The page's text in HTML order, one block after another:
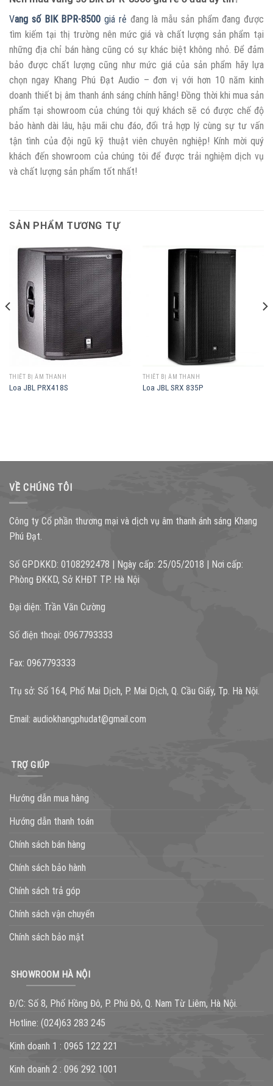
Vang số BIK BPR-8500 giá rẻ đang là mẫu sản phẩm đang được
tìm kiếm tại thị trường nên mức giá và chất lượng sản phẩm tại
những địa chỉ bán hàng cũng có sự khác biệt không nhỏ. Để đảm
bảo được chất lượng cũng như mức giá của sản phẩm hãy lựa
chọn ngay Khang Phú Đạt Audio – đơn vị với hơn 10 năm kinh
doanh thiết bị âm thanh ánh sáng chính hãng! Đồng thời khi mua sản
phẩm tại showroom của chúng tôi quý khách sẽ có được chế độ
bảo hành dài lâu, hậu mãi chu đáo, đổi trả hợp lý cùng sự tư vấn
tận tình của đội ngũ kỹ thuật viên chuyên nghiệp! Kính mời quý
khách đến showroom của chúng tôi để được trải nghiệm dịch vụ
và chất lượng sản phẩm tốt nhất!
SẢN PHẨM TƯƠNG TỰ
THIẾT BỊ ÂM THANH
Loa JBL PRX418S
THIẾT BỊ ÂM THANH
Loa JBL SRX 835P
VỀ CHÚNG TÔI
Công ty Cổ phần thương mại và dịch vụ âm thanh ánh sáng Khang
Phú Đạt.
Số GPDKKD: 0108292478 | Ngày cấp: 25/05/2018 | Nơi cấp:
Phòng ĐKKD, Sở KHĐT TP. Hà Nội
Đại diện: Trần Văn Cường
Số điện thoại: 0967793333
Fax: 0967793333
Trụ sở: Số 164, Phố Mai Dịch, P. Mai Dịch, Q. Cầu Giấy, Tp. Hà Nội.
Email: audiokhangphudat@gmail.com
TRỢ GIÚP
Hướng dẫn mua hàng
Hướng dẫn thanh toán
Chính sách bán hàng
Chính sách bảo hành
Chính sách trả góp
Chính sách vận chuyển
Chính sách bảo mật
SHOWROOM HÀ NỘI
Đ/C: Số 8, Phố Hồng Đô, P. Phú Đô, Q. Nam Từ Liêm, Hà Nội.
Hotline: (024)63 283 245
Kinh doanh 1 : 0965 122 221
Kinh doanh 2 : 096 292 1001